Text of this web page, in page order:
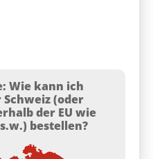
Wie kann ich
(oder
der EU wie
bestellen?